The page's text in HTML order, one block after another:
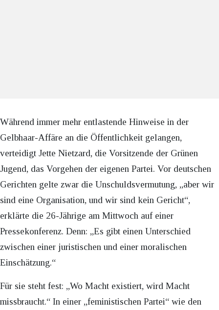
Während immer mehr entlastende Hinweise in der
Gelbhaar-Affäre an die Öffentlichkeit gelangen,
verteidigt Jette Nietzard, die Vorsitzende der Grünen
Jugend, das Vorgehen der eigenen Partei. Vor deutschen
Gerichten gelte zwar die Unschuldsvermutung, „aber wir
sind eine Organisation, und wir sind kein Gericht“,
erklärte die 26-Jährige am Mittwoch auf einer
Pressekonferenz. Denn: „Es gibt einen Unterschied
zwischen einer juristischen und einer moralischen
Einschätzung.“
Für sie steht fest: „Wo Macht existiert, wird Macht
missbraucht.“ In einer „feministischen Partei“ wie den